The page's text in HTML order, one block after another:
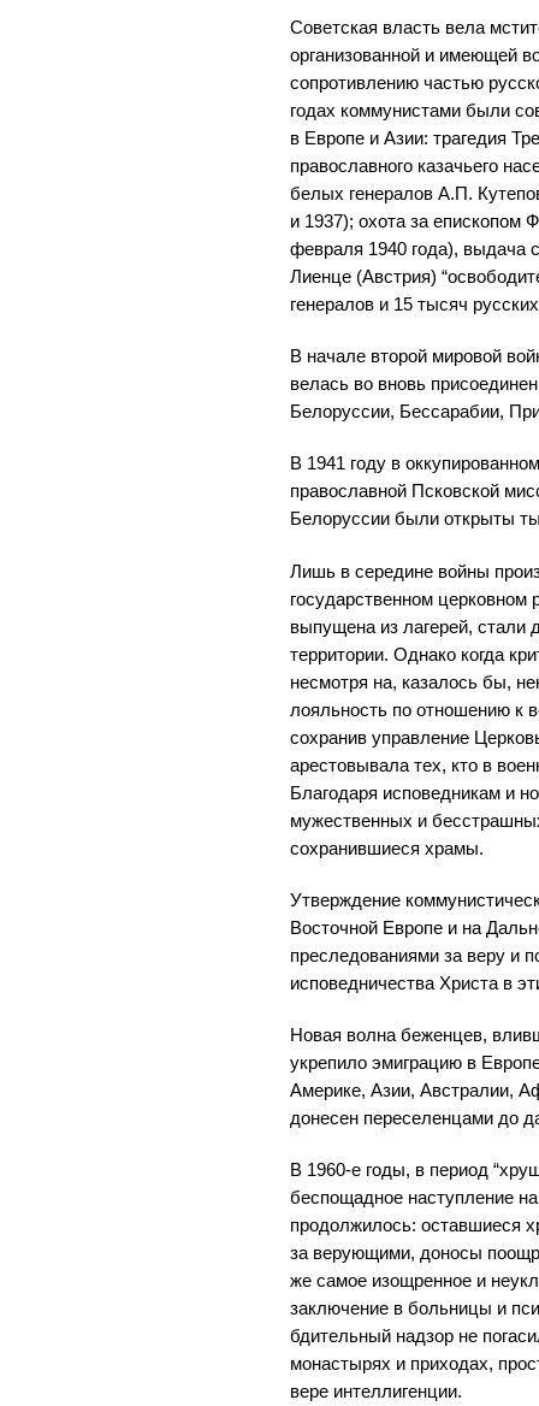
Советская власть вела
организованной и имеющей
сопротивлению частью
годах коммунистами были
в Европе и Азии: трагедия
православного казачьего
белых генералов А.П.
и 1937); охота за епископом
февраля 1940 года), выдача
Лиенце (Австрия)
генералов и 15 тысяч
В начале второй мировой
велась во вновь
Белоруссии, Бессарабии,
В 1941 году в
православной Псковской
Белоруссии были открыты
Лишь в середине войны
государственном
выпущена из лагерей, стали
территории. Однако когда
несмотря на, казалось бы,
лояльность по отношению к
сохранив управление
арестовывала тех, кто в
Благодаря исповедникам и
мужественных и
сохранившиеся храмы.
Утверждение
Восточной Европе и на
преследованиями за веру и
исповедничества Христа в
Новая волна беженцев,
укрепило эмиграцию в
Америке, Азии, Австралии,
донесен переселенцами до
В 1960-е годы, в период
беспощадное наступление
продолжилось: оставшиеся
за верующими, доносы
же самое изощренное и
заключение в больницы и
бдительный надзор не
монастырях и приходах,
вере интеллигенции.